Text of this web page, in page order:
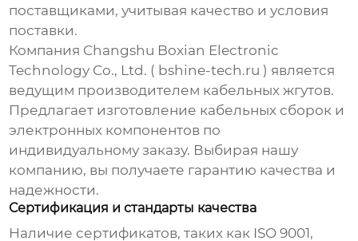
поставщиками, учитывая качество и условия
поставки.
Компания Changshu Boxian Electronic
Technology Co., Ltd. ( bshine-tech.ru ) является
ведущим производителем кабельных жгутов.
Предлагает изготовление кабельных сборок и
электронных компонентов по
индивидуальному заказу. Выбирая нашу
компанию, вы получаете гарантию качества и
надежности.
Сертификация и стандарты качества
Наличие сертификатов, таких как ISO 9001,